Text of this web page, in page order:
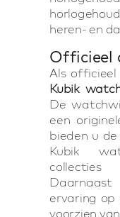
heren- en
Officieel
Als
Kubik
De
een
bieden u
Kubik
ervaring op
voorzien